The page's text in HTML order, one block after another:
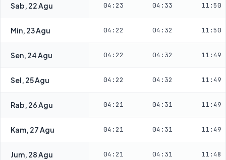
Sab, 22 Agu 04:23 04:33 11:50
Min, 23 Agu 04:22 04:32 11:50
Sen, 24 Agu 04:22 04:32 11:49
Sel, 25 Agu 04:22 04:32 11:49
Rab, 26 Agu 04:21 04:31 11:49
Kam, 27 Agu 04:21 04:31 11:49
Jum, 28 Agu 04:21 04:31 11:48